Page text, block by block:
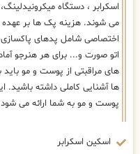
اسکرابر ، دستگاه
می شوند. هزینه پک ها بر
اختصاصی شامل پدهای
اتو صورت و... برای هر هنرجو
های مراقبتی از پوست و مو باید
ها آشنایی کاملی داشته باشید.
پوست و مو به شما ارائه می
اسکین اسکرابر